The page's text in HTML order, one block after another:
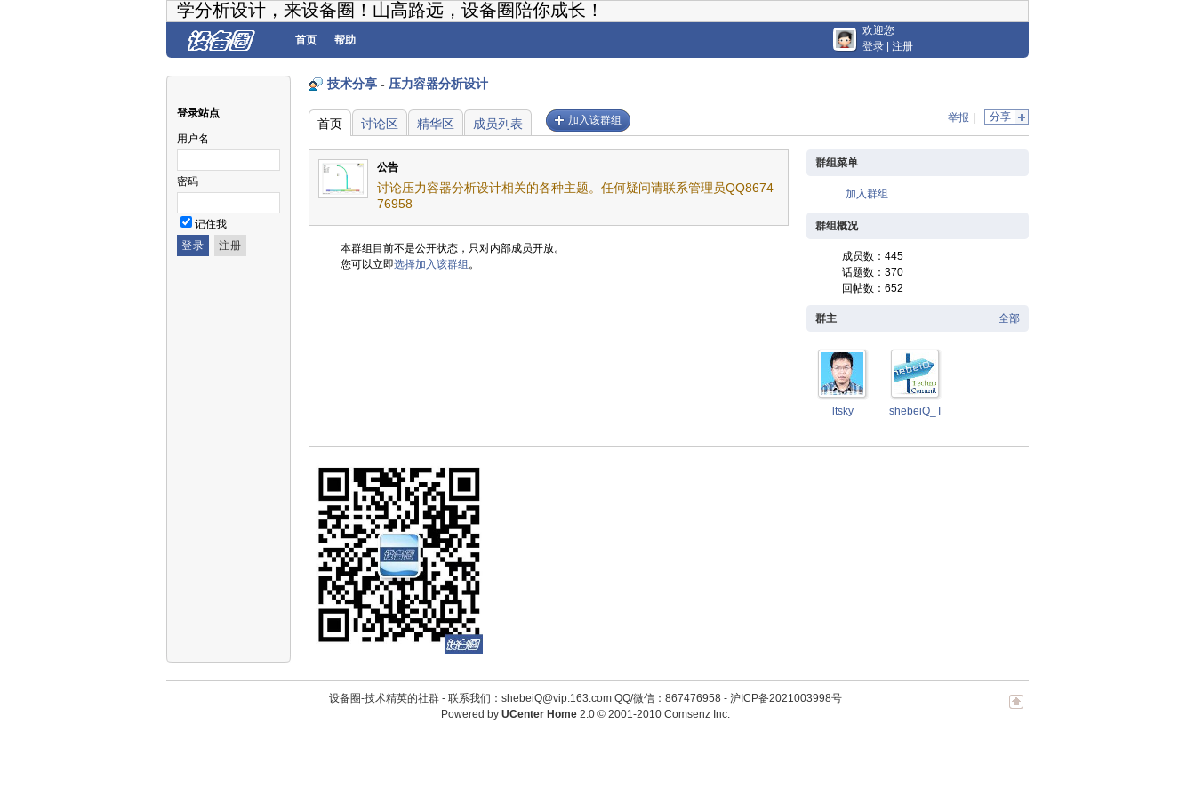
学分析设计，来设备圈！山高路远，设备圈陪你成长！
首页 帮助
欢迎您
登录
注册
登录站点
用户名
密码
记住我
技术分享 - 压力容器分析设计
分享
举报
首页 讨论区 精华区 成员列表 加入该群组
公告
讨论压力容器分析设计相关的各种主题。任何疑问请联系管理员QQ8674
76958
本群组目前不是公开状态，只对内部成员开放。
您可以立即选择加入该群组 。
群组菜单
加入群组
群组概况
成员数：445
话题数：370
回帖数：652
全部
群主
ltsky shebeiQ_TC
设备圈-技术精英的社群 - 联系我们：shebeiQ@vip.163.com QQ/微信：867476958- 沪ICP备2021003998号
Powered by UCenter Home 2.0© 2001-2010 Comsenz Inc.